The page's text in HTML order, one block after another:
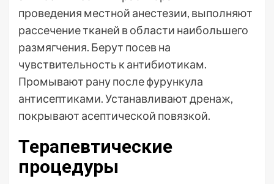
проведения местной анестезии, выполняют
рассечение тканей в области наибольшего
размягчения. Берут посев на
чувствительность к антибиотикам.
Промывают рану после фурункула
антисептиками. Устанавливают дренаж,
покрывают асептической повязкой.
Терапевтические
процедуры